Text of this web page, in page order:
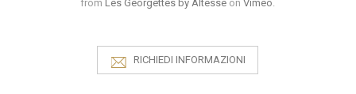
fromLes Georgettes by Altesse onVimeo.
RICHIEDI INFORMAZIONI